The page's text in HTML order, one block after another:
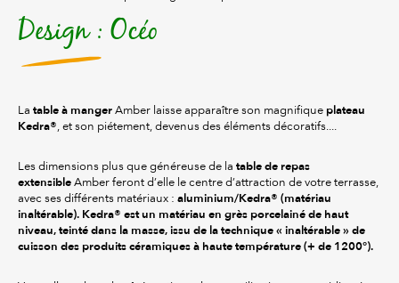
Design : Océo
La table à manger Amber laisse apparaître son magnifique plateau
Kedra® , et son piétement, devenus des éléments décoratifs....
Les dimensions plus que généreuse de la table de repas
extensible Amber feront d’elle le centre d’attraction de votre terrasse,
avec ses différents matériaux : aluminium/Kedra® (matériau
inaltérable). Kedra® est un matériau en grès porcelainé de haut
niveau, teinté dans la masse, issu de la technique « inaltérable » de
cuisson des produits céramiques à haute température (+ de 1200°).